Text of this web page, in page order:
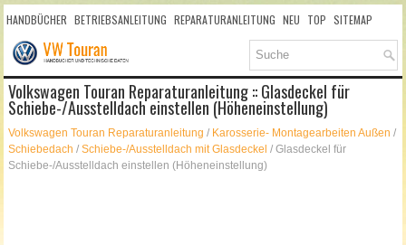
HANDBÜCHER BETRIEBSANLEITUNG REPARATURANLEITUNG NEU TOP SITEMAP
SUCHLAUF
Volkswagen Touran Reparaturanleitung :: Glasdeckel für
Schiebe-/Ausstelldach einstellen (Höheneinstellung)
Volkswagen Touran Reparaturanleitung / Karosserie- Montagearbeiten Außen /
Schiebedach /Schiebe-/Ausstelldach mit Glasdeckel / Glasdeckel für
Schiebe-/Ausstelldach einstellen (Höheneinstellung)